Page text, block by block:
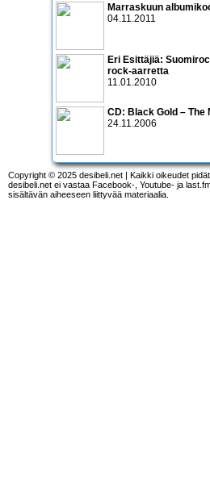
Marraskuun
04.11.2011
Eri Esittäjiä:
rock-aarretta
11.01.2010
CD: Black Gold – The
24.11.2006
Copyright © 2025 desibeli.net | Kaikki oikeudet
desibeli.net ei vastaa Facebook-, Youtube- ja
sisältävän aiheeseen liittyvää materiaalia.